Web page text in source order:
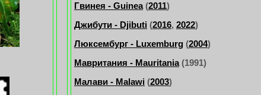
Гвинея - Guinea(2011)
Джибути - Djibuti (2016, 2022)
Люксембург - Luxemburg (2004)
Мавритания - Mauritania(1991)
Малави - Malawi (2003)